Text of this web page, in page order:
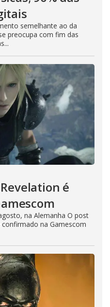
semelhante ao da
preocupa com fim das
é
na Alemanha O post
confirmado na Gamescom